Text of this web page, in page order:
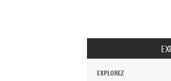
EXPLOREZ